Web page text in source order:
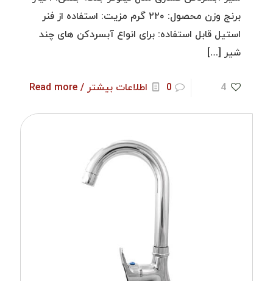
برنج وزن محصول: ۲۲۰ گرم مزیت: استفاده از فنر
استیل قابل استفاده: برای انواع آبسردکن های چند
شیر […]
4
0 اطلاعات بیشتر / Read more